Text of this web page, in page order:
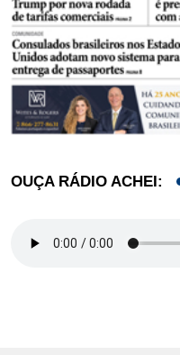
OUÇA RÁDIO ACHEI: